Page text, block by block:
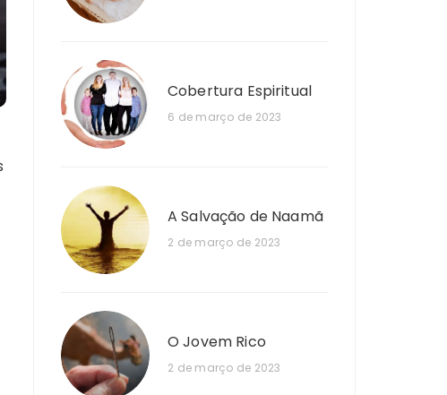
Cobertura Espiritual
6 de março de 2023
A Salvação de Naamã
2 de março de 2023
O Jovem Rico
2 de março de 2023